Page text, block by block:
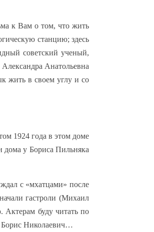
к Вам о том, что жить
станцию; здесь
советский ученый,
Анатольевна
жить в своем углу и со
1924 года в этом доме
дома у Бориса Пильняка
с «мхатцами» после
гастроли (Михаил
Актерам буду читать по
Борис Николаевич…